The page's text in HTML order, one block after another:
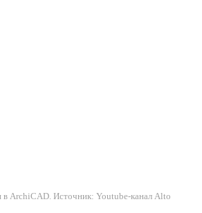
ArchiCAD. Источник: Youtube-канал Alto